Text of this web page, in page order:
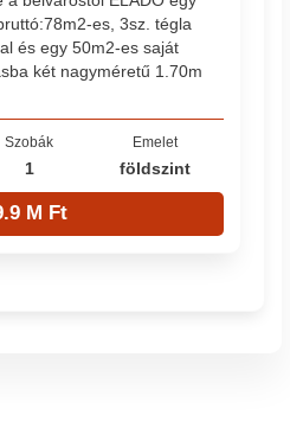
es, 3sz. tégla
és egy 50m2-es saját
két nagyméretű 1.70m
Szobák
1
Emelet
földszint
M Ft